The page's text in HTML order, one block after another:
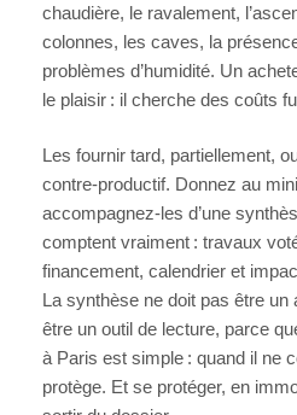
chaudière, le ravalement,
colonnes, les caves, la
problèmes d’humidité. Un
le plaisir : il cherche des coûts
Les fournir tard, partiellement,
contre-productif. Donnez au
accompagnez-les d’une
comptent vraiment : travaux
financement, calendrier et
La synthèse ne doit pas être un
être un outil de lecture, parce
à Paris est simple : quand il ne
protège. Et se protéger, en